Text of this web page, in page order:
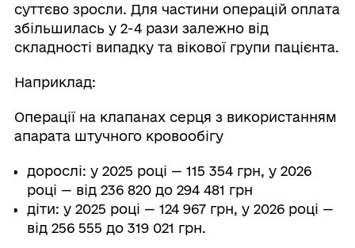
суттєво зросли. Для частини операцій оплата
збільшилась у 2-4 рази залежно від
складності випадку та вікової групи пацієнта.
Наприклад:
Операції на клапанах серця з використанням
апарата штучного кровообігу
дорослі: у 2025 році — 115 354 грн, у 2026
році — від 236 820 до 294 481 грн
діти: у 2025 році — 124 967 грн, у 2026 році —
від 256 555 до 319 021 грн.